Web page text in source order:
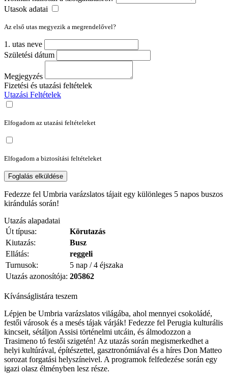
Utasok adatai
Az első utas megyezik a megrendelővel?
1. utas neve
Születési dátum
Megjegyzés
Fizetési és utazási feltételek
Utazási Feltételek
Elfogadom az utazási feltételeket
Elfogadom a biztosítási feltételeket
Foglalás elküldése
Fedezze fel Umbria varázslatos tájait egy különleges 5 napos buszos
kirándulás során!
Utazás alapadatai
Út típusa:
Körutazás
Kiutazás:
Busz
Ellátás:
reggeli
Turnusok:
5 nap / 4 éjszaka
Utazás azonosítója: 205862
Kívánságlistára teszem
Lépjen be Umbria varázslatos világába, ahol mennyei csokoládé,
festői városok és a mesés tájak várják! Fedezze fel Perugia kulturális
kincseit, sétáljon Assisi történelmi utcáin, és álmodozzon a
Trasimeno tó festői szigetén! Az utazás során megismerkedhet a
helyi kultúrával, építészettel, gasztronómiával és a híres Don Matteo
sorozat forgatási helyszíneivel. A programok felfedezése során egy
igazi olasz élményben lesz része.